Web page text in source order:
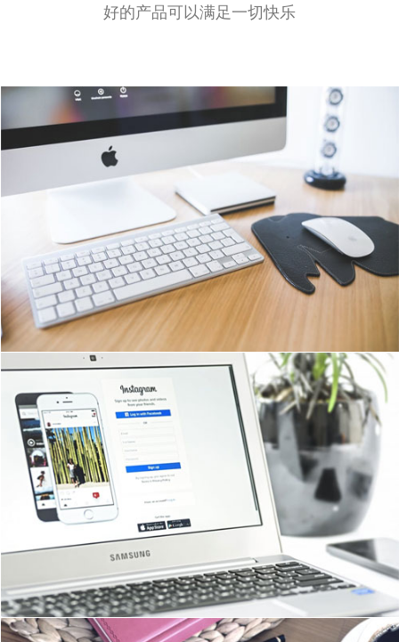
好的产品可以满足一切快乐